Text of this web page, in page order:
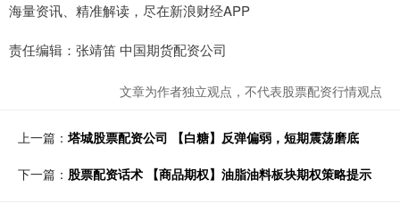
海量资讯、精准解读，尽在新浪财经APP
责任编辑：张靖笛 中国期货配资公司
文章为作者独立观点，不代表股票配资行情观点
上一篇： 塔城股票配资公司 【白糖】反弹偏弱，短期震荡磨底
下一篇： 股票配资话术 【商品期权】油脂油料板块期权策略提示